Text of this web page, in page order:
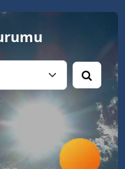
Amasya
Ankara
Antalya
Artvin
Balıkesir